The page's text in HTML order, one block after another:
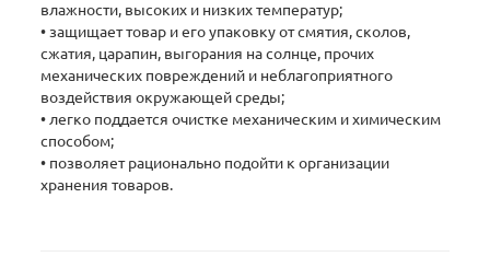
влажности, высоких и низких температур;
• защищает товар и его упаковку от смятия, сколов,
сжатия, царапин, выгорания на солнце, прочих
механических повреждений и неблагоприятного
воздействия окружающей среды;
• легко поддается очистке механическим и химическим
способом;
• позволяет рационально подойти к организации
хранения товаров.